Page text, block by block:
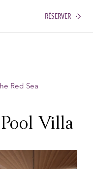
RÉSERVER
Red Sea
Villa